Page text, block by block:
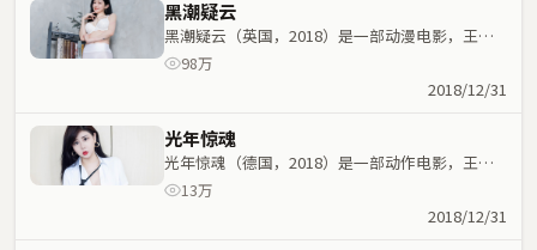
黑潮疑云
黑潮疑云（英国，2018）是一部动漫电影，王小
帅执导，乔杉、马思纯等主演；动漫元素与人物命
98万
2018/12/31
光年惊魂
光年惊魂（德国，2018）是一部动作电影，王家
卫执导，咏梅、佛罗伦斯·珀等主演；动作元素与
13万
2018/12/31